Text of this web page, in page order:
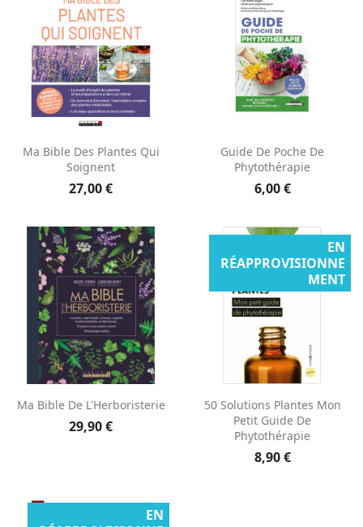
Ma Bible Des Plantes Qui
Soignent
27,00 €
Guide De Poche De
Phytothérapie
6,00 €
Ma Bible De L'Herboristerie
29,90 €
50 Solutions Plantes Mon
Petit Guide De
Phytothérapie
8,90 €
EN
RÉAPPROVISIONNE
MENT
EN